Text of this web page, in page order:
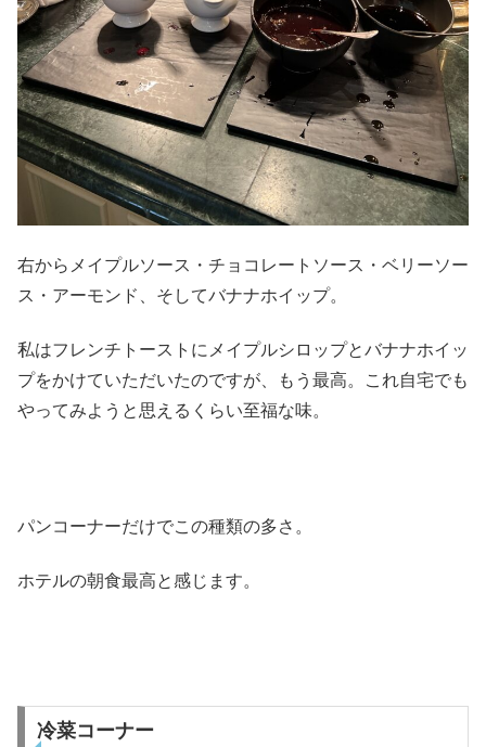
右からメイプルソース・チョコレートソース・ベリーソー
ス・アーモンド、そしてバナナホイップ。
私はフレンチトーストにメイプルシロップとバナナホイッ
プをかけていただいたのですが、もう最高。これ自宅でも
やってみようと思えるくらい至福な味。
パンコーナーだけでこの種類の多さ。
ホテルの朝食最高と感じます。
冷菜コーナー